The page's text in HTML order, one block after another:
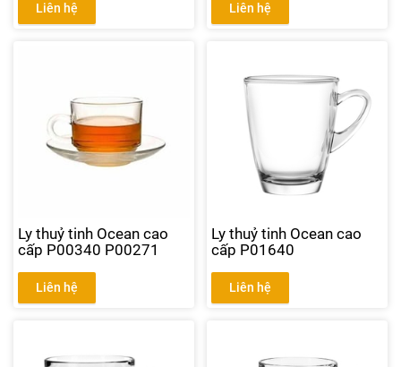
Liên hệ Liên hệ
Ly thuỷ tinh Ocean cao
cấp P00340 P00271
Liên hệ
Ly thuỷ tinh Ocean cao
cấp P01640
Liên hệ